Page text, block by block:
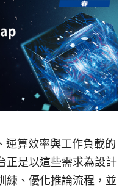
運算效率與工作負載的
正是以這些需求為設計
練、優化推論流程，並